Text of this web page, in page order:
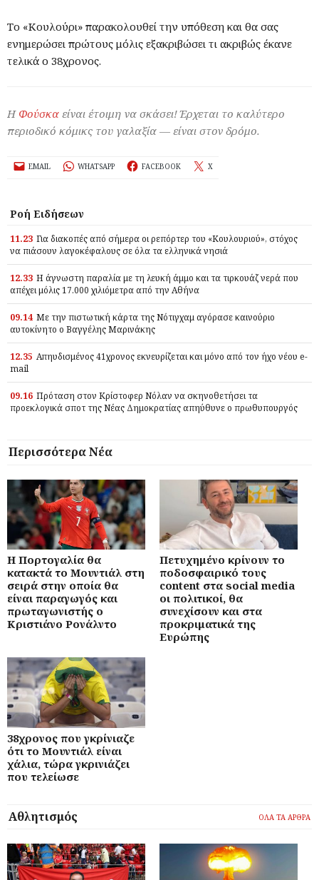
Το «Κουλούρι» παρακολουθεί την υπόθεση και θα σας
ενημερώσει πρώτους μόλις εξακριβώσει τι ακριβώς έκανε
τελικά ο 38χρονος.
Η Φούσκα είναι έτοιμη να σκάσει! Έρχεται το καλύτερο
περιοδικό κόμικς του γαλαξία — είναι στον δρόμο.
EMAIL WHATSAPP FACEBOOK X
Ροή Ειδήσεων
11.23 Για διακοπές από σήμερα οι ρεπόρτερ του «Κουλουριού», στόχος
να πιάσουν λαγοκέφαλους σε όλα τα ελληνικά νησιά
12.33 Η άγνωστη παραλία με τη λευκή άμμο και τα τιρκουάζ νερά που
απέχει μόλις 17.000 χιλιόμετρα από την Αθήνα
09.14 Με την πιστωτική κάρτα της Νότιγχαμ αγόρασε καινούριο
αυτοκίνητο ο Βαγγέλης Μαρινάκης
12.35 Απηυδισμένος 41χρονος εκνευρίζεται και μόνο από τον ήχο νέου e-
mail
09.16 Πρόταση στον Κρίστοφερ Νόλαν να σκηνοθετήσει τα
προεκλογικά σποτ της Νέας Δημοκρατίας απηύθυνε ο πρωθυπουργός
Περισσότερα Νέα
Η Πορτογαλία θα
κατακτά το Μουντιάλ στη
σειρά στην οποία θα
είναι παραγωγός και
πρωταγωνιστής ο
Κριστιάνο Ρονάλντο
Πετυχημένο κρίνουν το
ποδοσφαιρικό τους
content στα social media
οι πολιτικοί, θα
συνεχίσουν και στα
προκριματικά της
Ευρώπης
38χρονος που γκρίνιαζε
ότι το Μουντιάλ είναι
χάλια, τώρα γκρινιάζει
που τελείωσε
Αθλητισμός ΟΛΑ ΤΑ ΑΡΘΡΑ